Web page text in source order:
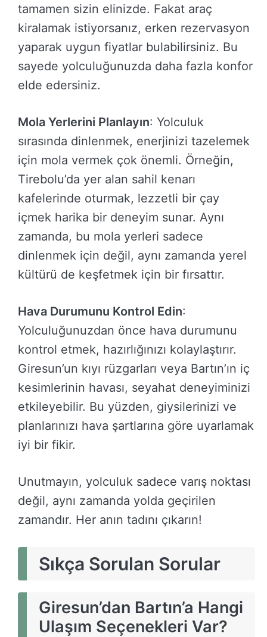
tamamen sizin elinizde. Fakat araç
kiralamak istiyorsanız, erken rezervasyon
yaparak uygun fiyatlar bulabilirsiniz. Bu
sayede yolculuğunuzda daha fazla konfor
elde edersiniz.
Mola Yerlerini Planlayın: Yolculuk
sırasında dinlenmek, enerjinizi tazelemek
için mola vermek çok önemli. Örneğin,
Tirebolu’da yer alan sahil kenarı
kafelerinde oturmak, lezzetli bir çay
içmek harika bir deneyim sunar. Aynı
zamanda, bu mola yerleri sadece
dinlenmek için değil, aynı zamanda yerel
kültürü de keşfetmek için bir fırsattır.
Hava Durumunu Kontrol Edin:
Yolculuğunuzdan önce hava durumunu
kontrol etmek, hazırlığınızı kolaylaştırır.
Giresun’un kıyı rüzgarları veya Bartın’ın iç
kesimlerinin havası, seyahat deneyiminizi
etkileyebilir. Bu yüzden, giysilerinizi ve
planlarınızı hava şartlarına göre uyarlamak
iyi bir fikir.
Unutmayın, yolculuk sadece varış noktası
değil, aynı zamanda yolda geçirilen
zamandır. Her anın tadını çıkarın!
Sıkça Sorulan Sorular
Giresun’dan Bartın’a Hangi
Ulaşım Seçenekleri Var?